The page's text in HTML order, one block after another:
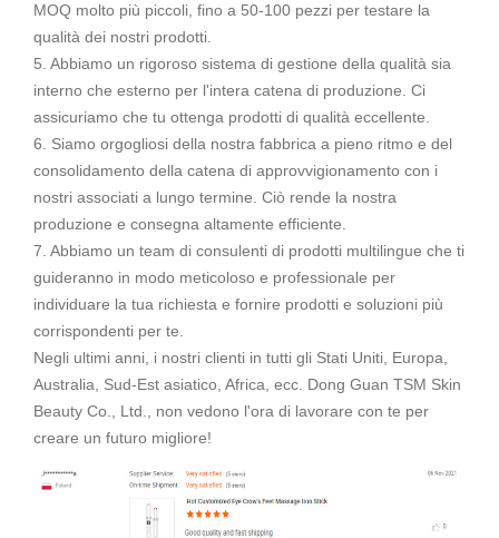
MOQ molto più piccoli, fino a 50-100 pezzi per testare la
qualità dei nostri prodotti.
5. Abbiamo un rigoroso sistema di gestione della qualità sia
interno che esterno per l'intera catena di produzione. Ci
assicuriamo che tu ottenga prodotti di qualità eccellente.
6. Siamo orgogliosi della nostra fabbrica a pieno ritmo e del
consolidamento della catena di approvvigionamento con i
nostri associati a lungo termine. Ciò rende la nostra
produzione e consegna altamente efficiente.
7. Abbiamo un team di consulenti di prodotti multilingue che ti
guideranno in modo meticoloso e professionale per
individuare la tua richiesta e fornire prodotti e soluzioni più
corrispondenti per te.
Negli ultimi anni, i nostri clienti in tutti gli Stati Uniti, Europa,
Australia, Sud-Est asiatico, Africa, ecc. Dong Guan TSM Skin
Beauty Co., Ltd., non vedono l'ora di lavorare con te per
creare un futuro migliore!